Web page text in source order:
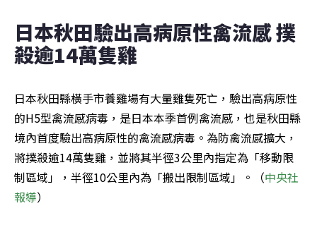
日本秋田驗出高病原性禽流感 撲
殺逾14萬隻雞
日本秋田縣橫手市養雞場有大量雞隻死亡，驗出高病原性
的H5型禽流感病毒，是日本本季首例禽流感，也是秋田縣
境內首度驗出高病原性的禽流感病毒。為防禽流感擴大，
將撲殺逾14萬隻雞，並將其半徑3公里內指定為「移動限
制區域」，半徑10公里內為「搬出限制區域」。（中央社
報導）